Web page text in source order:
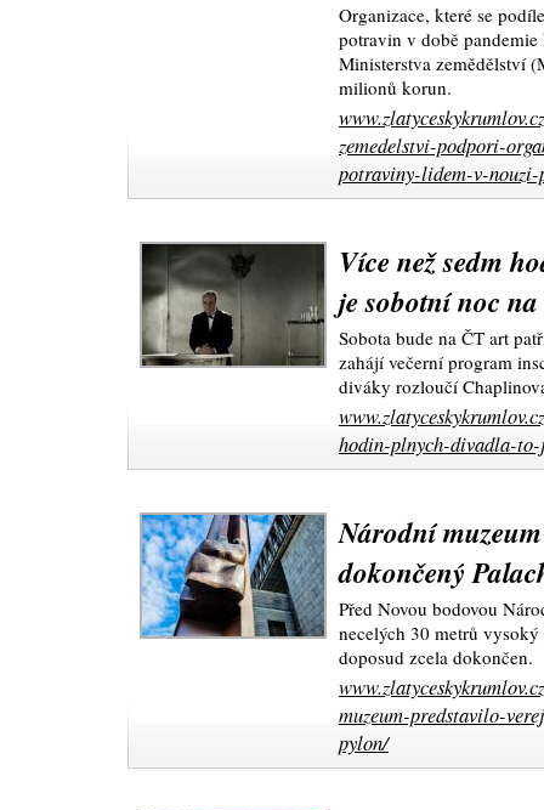
Organizace, které se
potravin v době
Ministerstva zemědělství
milionů korun.
zemedelstvi-podpori-
potraviny-lidem-v-
Více než sedm
je sobotní noc
Sobota bude na ČT art
zahájí večerní program
diváky rozloučí
hodin-plnych-divadla-
Národní
dokončený
Před Novou bodovou
necelých 30 metrů
doposud zcela dokončen.
muzeum-predstavilo-
pylon/